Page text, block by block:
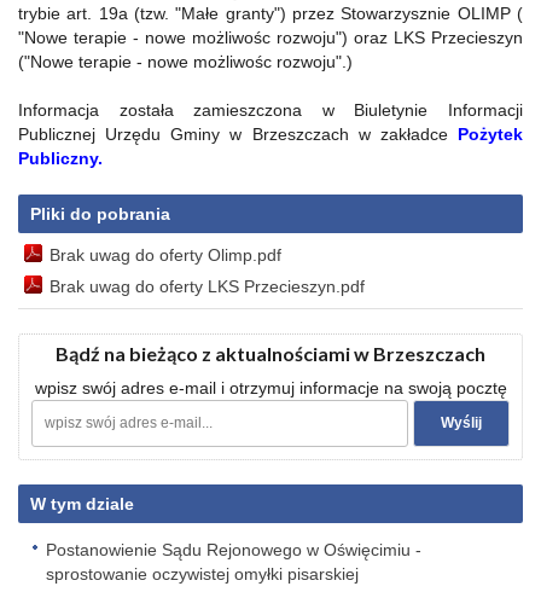
trybie art. 19a (tzw. "Małe granty") przez Stowarzysznie OLIMP (
"Nowe terapie - nowe możliwośc rozwoju") oraz LKS Przecieszyn
("Nowe terapie - nowe możliwośc rozwoju".)
Informacja została zamieszczona w Biuletynie Informacji
Publicznej Urzędu Gminy w Brzeszczach w zakładce Pożytek
Publiczny.
Pliki do pobrania
Brak uwag do oferty Olimp.pdf
Brak uwag do oferty LKS Przecieszyn.pdf
Bądź na bieżąco z aktualnościami w Brzeszczach
wpisz swój adres e-mail i otrzymuj informacje na swoją pocztę
W tym dziale
Postanowienie Sądu Rejonowego w Oświęcimiu -
sprostowanie oczywistej omyłki pisarskiej